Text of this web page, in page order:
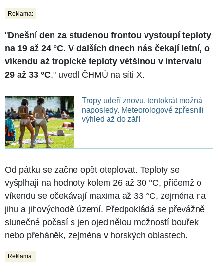
Reklama:
"Dnešní den za studenou frontou vystoupí teploty
na 19 až 24 °C. V dalších dnech nás čekají letní, o
víkendu až tropické teploty většinou v intervalu
29 až 33 °C," uvedl ČHMÚ na síti X.
Tropy udeří znovu, tentokrát možná
naposledy. Meteorologové zpřesnili
výhled až do září
Od pátku se začne opět oteplovat. Teploty se
vyšplhají na hodnoty kolem 26 až 30 °C, přičemž o
víkendu se očekávají maxima až 33 °C, zejména na
jihu a jihovýchodě území. Předpokládá se převážně
slunečné počasí s jen ojedinělou možností bouřek
nebo přeháněk, zejména v horských oblastech.
Reklama: